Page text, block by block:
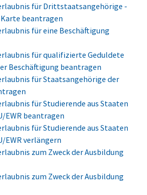
für Drittstaatsangehörige -
beantragen
für eine Beschäftigung
für qualifizierte Geduldete
Beschäftigung beantragen
für Staatsangehörige der
für Studierende aus Staaten
EWR beantragen
für Studierende aus Staaten
EWR verlängern
zum Zweck der Ausbildung
zum Zweck der Ausbildung